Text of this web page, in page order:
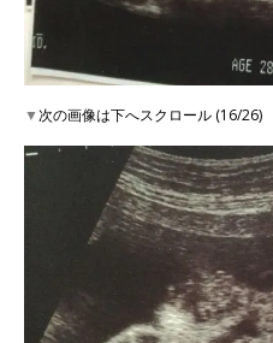
▼次の画像は下へスクロール (16/26)